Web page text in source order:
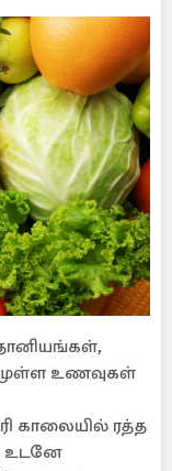
உணவுகள்
காலையில் ரத்த
உடனே